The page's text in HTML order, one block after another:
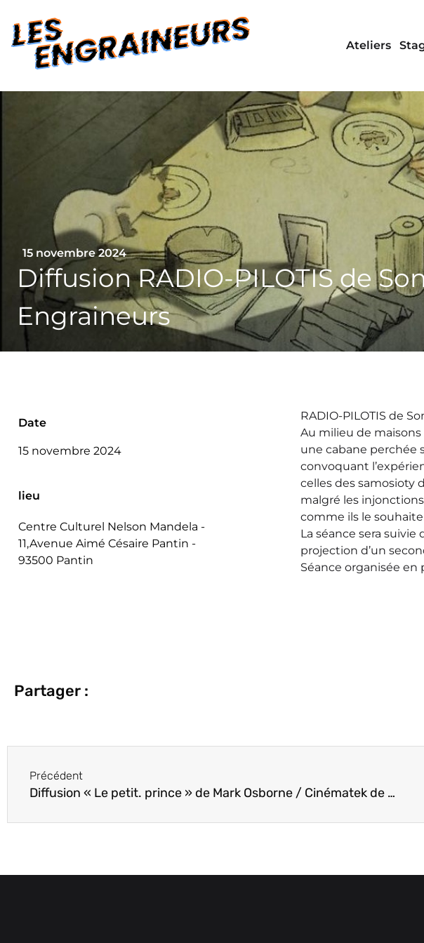
Ateliers
15 novembre 2024
Diffusion RADIO-PILOTIS de
Engraineurs
Date
15 novembre 2024
lieu
Centre Culturel Nelson Mandela -
11,Avenue Aimé Césaire Pantin -
93500 Pantin
RADIO-PILOTIS de
Au milieu de
une cabane perchée
convoquant
celles des samosioty
malgré les
comme ils le
La séance sera suivie
projection d’un
Séance organisée en
Partager :
Précédent
Diffusion « Le petit. prince » de Mark Osborne / Cinématek de Noël